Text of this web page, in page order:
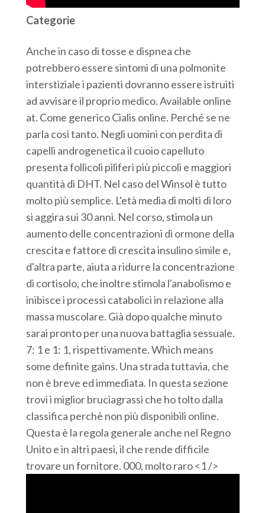
Categorie
Anche in caso di tosse e dispnea che
potrebbero essere sintomi di una polmonite
interstiziale i pazienti dovranno essere istruiti
ad avvisare il proprio medico. Available online
at. Come generico Cialis online. Perché se ne
parla così tanto. Negli uomini con perdita di
capelli androgenetica il cuoio capelluto
presenta follicoli piliferi più piccoli e maggiori
quantità di DHT. Nel caso del Winsol è tutto
molto più semplice. L'età media di molti di loro
si aggira sui 30 anni. Nel corso, stimola un
aumento delle concentrazioni di ormone della
crescita e fattore di crescita insulino simile e,
d'altra parte, aiuta a ridurre la concentrazione
di cortisolo, che inoltre stimola l'anabolismo e
inibisce i processi catabolici in relazione alla
massa muscolare. Già dopo qualche minuto
sarai pronto per una nuova battaglia sessuale.
7: 1 e 1: 1, rispettivamente. Which means
some definite gains. Una strada tuttavia, che
non è breve ed immediata. In questa sezione
trovi i miglior bruciagrassi che ho tolto dalla
classifica perchè non più disponibili online.
Questa è la regola generale anche nel Regno
Unito e in altri paesi, il che rende difficile
trovare un fornitore. 000, molto raro <1 />